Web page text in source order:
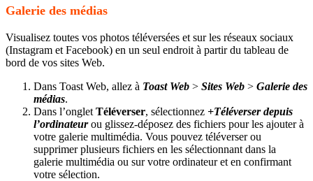
Galerie des médias
Visualisez toutes vos photos téléversées et sur les réseaux sociaux
(Instagram et Facebook) en un seul endroit à partir du tableau de
bord de vos sites Web.
Dans Toast Web, allez à Toast Web > Sites Web > Galerie des
médias.
Dans l’onglet Téléverser, sélectionnez +Téléverser depuis
l’ordinateurou glissez-déposez des fichiers pour les ajouter à
votre galerie multimédia. Vous pouvez téléverser ou
supprimer plusieurs fichiers en les sélectionnant dans la
galerie multimédia ou sur votre ordinateur et en confirmant
votre sélection.